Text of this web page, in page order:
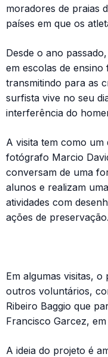
moradores de praias
países em que os
Desde o ano
em escolas de
transmitindo para as
surfista vive no seu
interferência do
A visita tem como um
fotógrafo Marcio
conversam de uma
alunos e realizam
atividades com
ações de preservação.
Em algumas visitas,
outros voluntários,
Ribeiro Baggio que
Francisco Garcez,
A ideia do projeto é